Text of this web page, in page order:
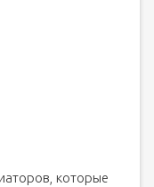
которые